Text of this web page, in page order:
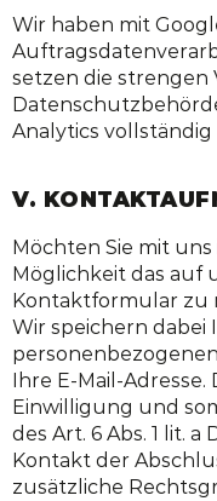
Wir haben mit
setzen die strengen
Analytics vollständig
V.
Möchten Sie mit
Möglichkeit das auf
Kontaktformular zu
Wir speichern dabei
Ihre E-Mail-
Einwilligung und
des Art. 6 Abs. 1 lit. a
Kontakt der
zusätzliche